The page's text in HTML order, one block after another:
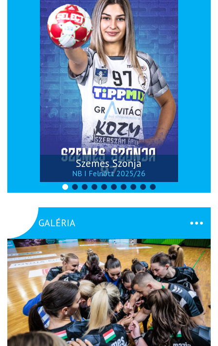
Szemes Szonja
NB I Felnőtt 2025/26
GALÉRIA